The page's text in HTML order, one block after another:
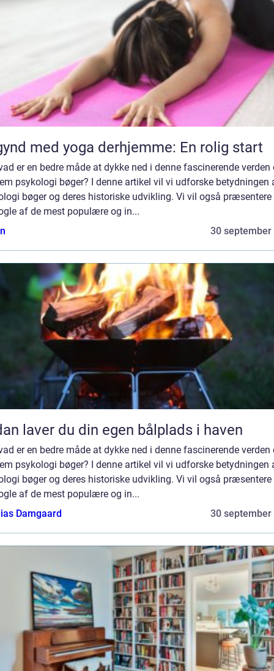
med yoga derhjemme: En rolig start
er en bedre måde at dykke ned i denne fascinerende verden
psykologi bøger? I denne artikel vil vi udforske betydningen
bøger og deres historiske udvikling. Vi vil også præsentere
af de mest populære og in...
30 september
laver du din egen bålplads i haven
er en bedre måde at dykke ned i denne fascinerende verden
psykologi bøger? I denne artikel vil vi udforske betydningen
bøger og deres historiske udvikling. Vi vil også præsentere
af de mest populære og in...
Damgaard
30 september